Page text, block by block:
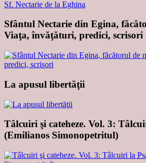
Sfântul Nectarie din Egina,
Viaţa, învăţături, predici, scrisori
La apusul libertăţii
Tâlcuiri şi cateheze. Vol. 3:
(Emilianos Simonopetritul)